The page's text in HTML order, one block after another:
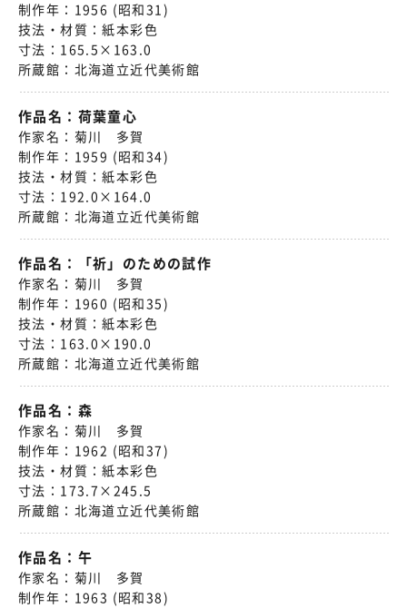
制作年： 1956 (昭和31)
技法・材質：紙本彩色
寸法： 165.5×163.0
所蔵館： 北海道立近代美術館
作品名： 荷葉童心
作家名： 菊川 多賀
制作年： 1959 (昭和34)
技法・材質：紙本彩色
寸法： 192.0×164.0
所蔵館： 北海道立近代美術館
作品名： 「祈」のための試作
作家名： 菊川 多賀
制作年： 1960 (昭和35)
技法・材質：紙本彩色
寸法： 163.0×190.0
所蔵館： 北海道立近代美術館
作品名： 森
作家名： 菊川 多賀
制作年： 1962 (昭和37)
技法・材質：紙本彩色
寸法： 173.7×245.5
所蔵館： 北海道立近代美術館
作品名： 午
作家名： 菊川 多賀
制作年： 1963 (昭和38)